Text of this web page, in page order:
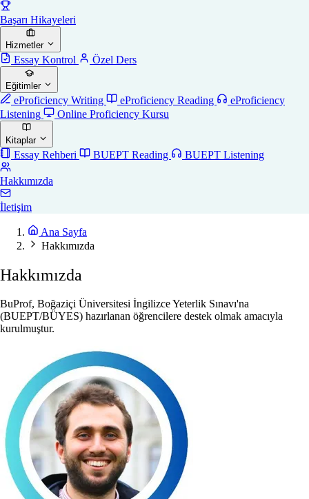
Başarı Hikayeleri
Hizmetler
Essay Kontrol Özel Ders
Eğitimler
eProficiency Writing eProficiency Reading
eProficiency
Listening
Online Proficiency Kursu
Kitaplar
Essay Rehberi BUEPT Reading BUEPT Listening
Hakkımızda
İletişim
Ana Sayfa
Hakkımızda
Hakkımızda
BuProf, Boğaziçi Üniversitesi İngilizce Yeterlik Sınavı'na
(BUEPT/BÜYES) hazırlanan öğrencilere destek olmak amacıyla
kurulmuştur.